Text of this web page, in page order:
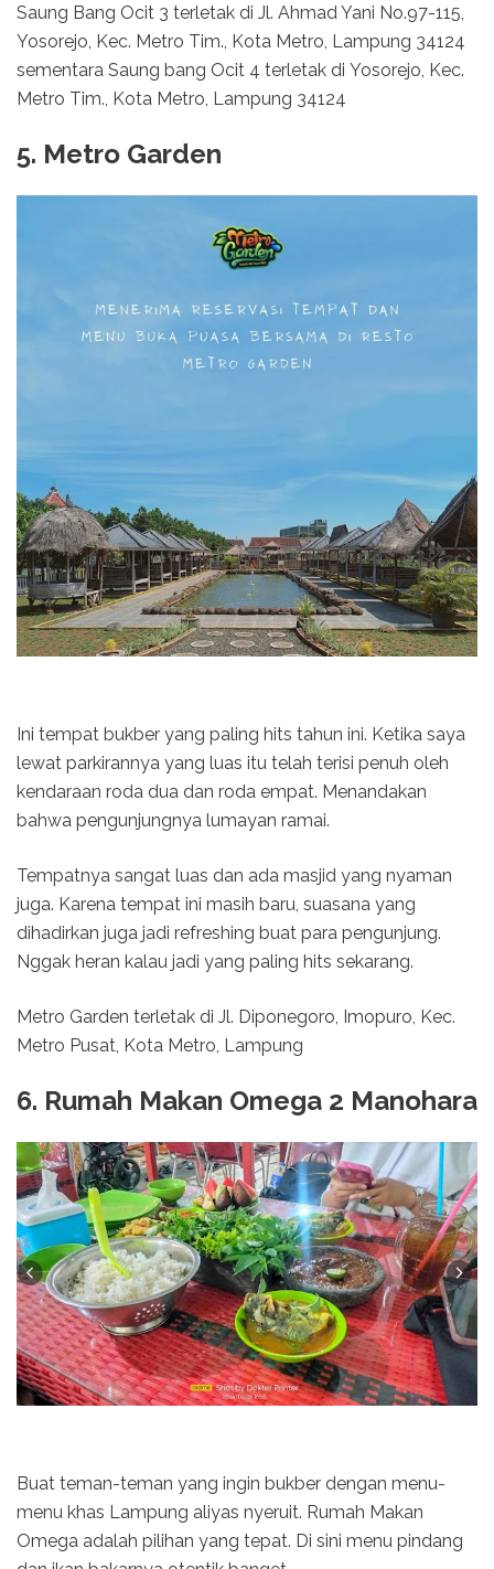
Saung Bang Ocit 3 terletak di Jl. Ahmad Yani No.97-115,
Yosorejo, Kec. Metro Tim., Kota Metro, Lampung 34124
sementara Saung bang Ocit 4 terletak di Yosorejo, Kec.
Metro Tim., Kota Metro, Lampung 34124
5. Metro Garden
Ini tempat bukber yang paling hits tahun ini. Ketika saya
lewat parkirannya yang luas itu telah terisi penuh oleh
kendaraan roda dua dan roda empat. Menandakan
bahwa pengunjungnya lumayan ramai.
Tempatnya sangat luas dan ada masjid yang nyaman
juga. Karena tempat ini masih baru, suasana yang
dihadirkan juga jadi refreshing buat para pengunjung.
Nggak heran kalau jadi yang paling hits sekarang.
Metro Garden terletak di Jl. Diponegoro, Imopuro, Kec.
Metro Pusat, Kota Metro, Lampung
6. Rumah Makan Omega 2 Manohara
Buat teman-teman yang ingin bukber dengan menu-
menu khas Lampung aliyas nyeruit. Rumah Makan
Omega adalah pilihan yang tepat. Di sini menu pindang